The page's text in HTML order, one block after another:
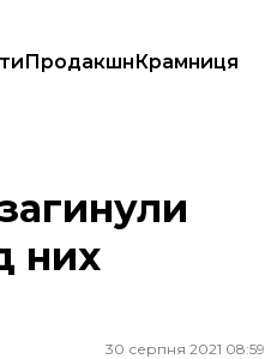
ПродакшнКрамниця
них
30 серпня 2021 08:59